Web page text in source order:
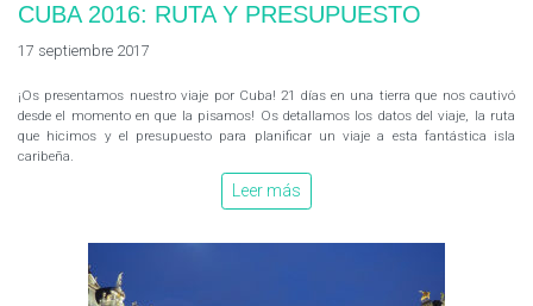
CUBA 2016: RUTA Y PRESUPUESTO
17 septiembre 2017
¡Os presentamos nuestro viaje por Cuba! 21 días en una tierra que nos cautivó
desde el momento en que la pisamos! Os detallamos los datos del viaje, la ruta
que hicimos y el presupuesto para planificar un viaje a esta fantástica isla
caribeña.
Leer más